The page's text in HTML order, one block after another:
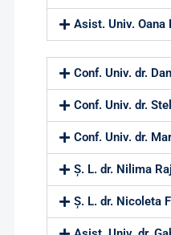
Asist. Univ. Oana
Conf. Univ. dr.
Conf. Univ. dr.
Conf. Univ. dr.
Ș. L. dr. Nilima
Ș. L. dr. Nicoleta